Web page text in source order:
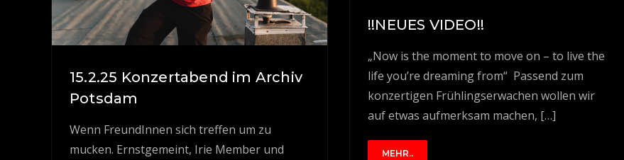
15.2.25 Konzertabend im Archiv
Potsdam
Wenn FreundInnen sich treffen um zu
mucken. Ernstgemeint, Irie Member und
!!NEUES VIDEO!!
„Now is the moment to move on – to live the
life you’re dreaming from“ Passend zum
konzertigen Frühlingserwachen wollen wir
auf etwas aufmerksam machen, […]
MEHR..